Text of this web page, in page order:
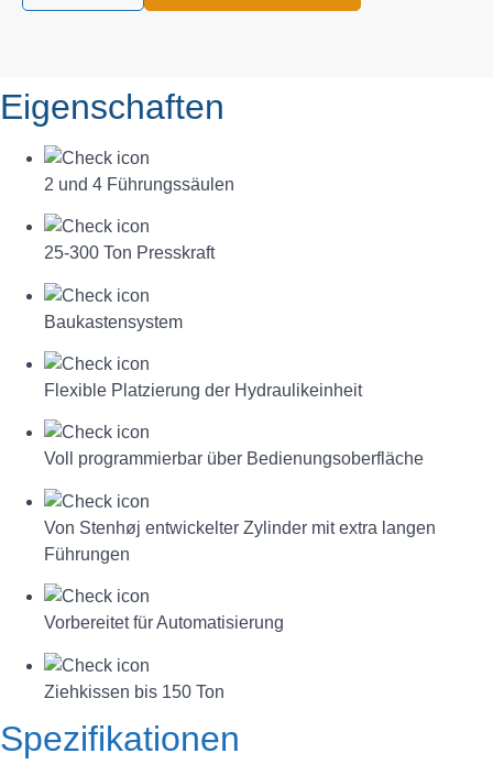
Eigenschaften
2 und 4 Führungssäulen
25-300 Ton Presskraft
Baukastensystem
Flexible Platzierung der Hydraulikeinheit
Voll programmierbar über Bedienungsoberfläche
Von Stenhøj entwickelter Zylinder mit extra langen
Führungen
Vorbereitet für Automatisierung
Ziehkissen bis 150 Ton
Spezifikationen